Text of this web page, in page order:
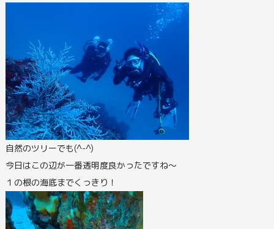
自然のツリーでも(^-^)
今日はこの辺が一番透明度良かったですね～
１の根の海底までくっきり！